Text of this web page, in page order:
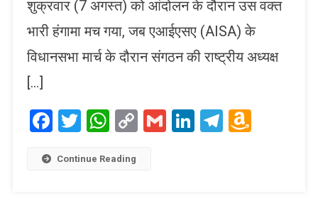
शुक्रवार (7 अगस्त) को आंदोलन के दौरान उस वक्त
भारी हंगामा मच गया, जब एआईएसए (AISA) के
विधानसभा मार्च के दौरान संगठन की राष्ट्रीय अध्यक्ष
[…]
Facebook
Twitter
WhatsApp
CopyGmailLinkedIn
Telegram
Continue Reading